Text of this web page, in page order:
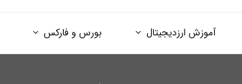
آموزش ارزدیجیتال بورس و فارکس